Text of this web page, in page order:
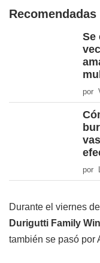
Recomendadas
Se
por
por
Durante el viernes
Durigutti Family
también se pasó por